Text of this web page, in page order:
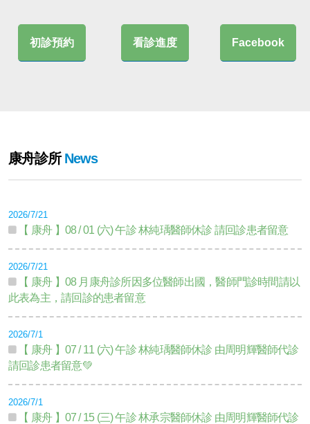
初診預約 看診進度 Facebook
康舟診所 News
2026/7/21
【 康舟 】08 / 01 (六) 午診 林純瑀醫師休診 請回診患者留意
2026/7/21
【 康舟 】08 月康舟診所因多位醫師出國，醫師門診時間請以
此表為主，請回診的患者留意
2026/7/1
【 康舟 】07 / 11 (六) 午診 林純瑀醫師休診 由周明輝醫師代診
請回診患者留意💚
2026/7/1
【 康舟 】07 / 15 (三) 午診 林承宗醫師休診 由周明輝醫師代診